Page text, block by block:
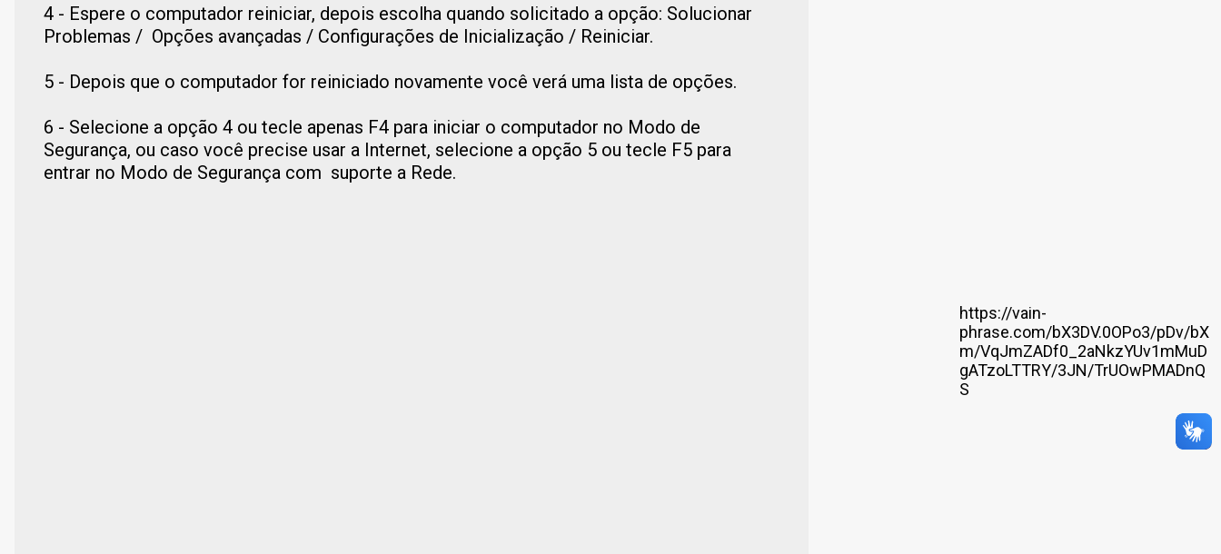
4 - Espere o computador reiniciar, depois escolha quando solicitado a opção: Solucionar
Problemas / Opções avançadas / Configurações de Inicialização / Reiniciar.
5 - Depois que o computador for reiniciado novamente você verá uma lista de opções.
6 - Selecione a opção 4 ou tecle apenas F4 para iniciar o computador no Modo de
Segurança, ou caso você precise usar a Internet, selecione a opção 5 ou tecle F5 para
entrar no Modo de Segurança com suporte a Rede.
https://vain-
phrase.com/bX3DV.0OPo3/pDv/bX
m/VqJmZADf0_2aNkzYUv1mMuD
gATzoLTTRY/3JN/TrUOwPMADnQ
S